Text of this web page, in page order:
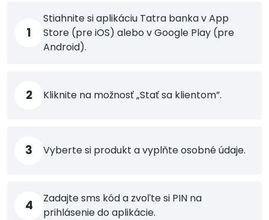
1
Stiahnite si aplikáciu Tatra banka v App
Store (pre iOS) alebo v Google Play (pre
Android).
2 Kliknite na možnosť „Stať sa klientom”.
3 Vyberte si produkt a vyplňte osobné údaje.
4
Zadajte sms kód a zvoľte si PIN na
prihlásenie do aplikácie.